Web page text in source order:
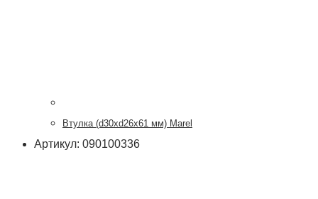
Втулка (d30xd26x61 мм) Marel
Артикул: 090100336